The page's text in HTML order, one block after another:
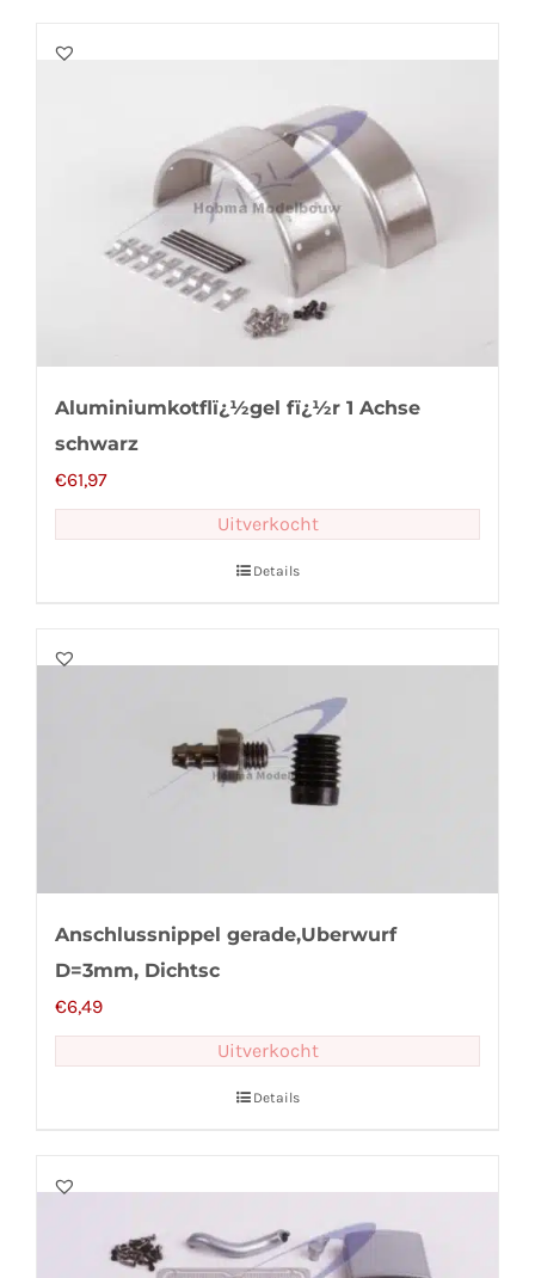
Aluminiumkotflï¿½gel fï¿½r 1 Achse
schwarz
€61,97
Uitverkocht
Details
Anschlussnippel gerade,Uberwurf
D=3mm, Dichtsc
€6,49
Uitverkocht
Details